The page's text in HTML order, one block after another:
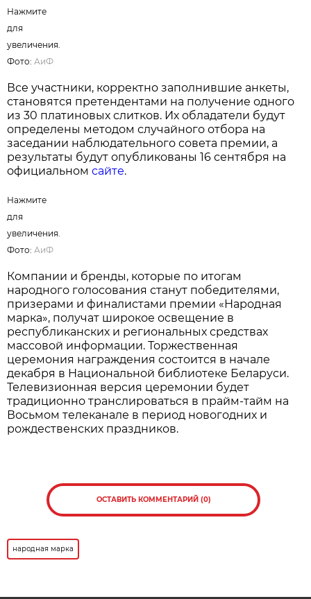
Нажмите
для
увеличения.
Фото:АиФ
Все участники, корректно заполнившие анкеты,
становятся претендентами на получение одного
из 30 платиновых слитков. Их обладатели будут
определены методом случайного отбора на
заседании наблюдательного совета премии, а
результаты будут опубликованы 16 сентября на
официальномсайте.
Нажмите
для
увеличения.
Фото:АиФ
Компании и бренды, которые по итогам
народного голосования станут победителями,
призерами и финалистами премии «Народная
марка», получат широкое освещение в
республиканских и региональных средствах
массовой информации. Торжественная
церемония награждения состоится в начале
декабря в Национальной библиотеке Беларуси.
Телевизионная версия церемонии будет
традиционно транслироваться в прайм-тайм на
Восьмом телеканале в период новогодних и
рождественских праздников.
ОСТАВИТЬ КОММЕНТАРИЙ (0)
народная марка